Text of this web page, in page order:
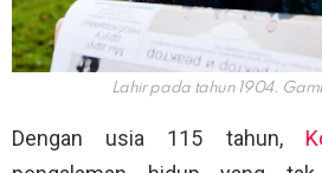
Lahir pada tahun 1904.
Dengan usia 115 tahun,